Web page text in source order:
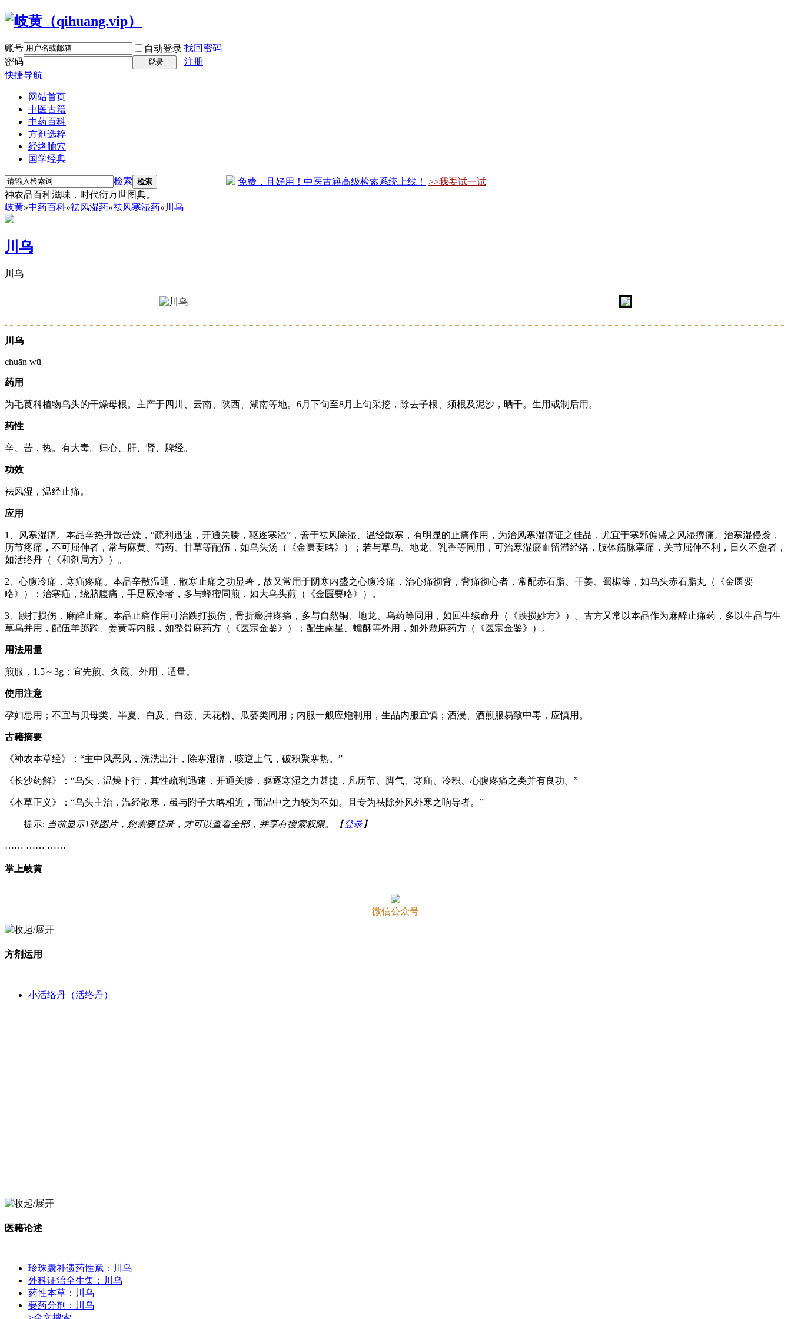
账号 自动登录 找回密码
密码
登录
注册
快捷导航
网站首页
中医古籍
中药百科
方剂选粹
经络腧穴
国学经典
检索 检索 免费，且好用！中医古籍高级检索系统上线！
>>我要试一试
神农品百种滋味，时代衍万世图典。
岐黄»中药百科»祛风湿药»祛风寒湿药» 川乌
川乌
川乌
川乌
chuān wū
药用
为毛茛科植物乌头的干燥母根。主产于四川、云南、陕西、湖南等地。6月下旬至8月上旬采挖，除去子根、须根及泥沙，晒干。生用或制后用。
药性
辛、苦，热。有大毒。归心、肝、肾、脾经。
功效
袪风湿，温经止痛。
应用
1、风寒湿痹。本品辛热升散苦燥，“疏利迅速，开通关腠，驱逐寒湿”，善于祛风除湿、温经散寒，有明显的止痛作用，为治风寒湿痹证之佳品，尤宜于寒邪偏盛之风湿痹痛。治寒湿侵袭，
历节疼痛，不可屈伸者，常与麻黄、芍药、甘草等配伍，如乌头汤（《金匮要略》）；若与草乌、地龙、乳香等同用，可治寒湿瘀血留滞经络，肢体筋脉挛痛，关节屈伸不利，日久不愈者，
如活络丹（《和剂局方》）。
2、心腹冷痛，寒疝疼痛。本品辛散温通，散寒止痛之功显著，故又常用于阴寒内盛之心腹冷痛，治心痛彻背，背痛彻心者，常配赤石脂、干姜、蜀椒等，如乌头赤石脂丸（《金匮要
略》）；治寒疝，绕脐腹痛，手足厥冷者，多与蜂蜜同煎，如大乌头煎（《金匮要略》）。
3、跌打损伤，麻醉止痛。本品止痛作用可治跌打损伤，骨折瘀肿疼痛，多与自然铜、地龙、乌药等同用，如回生续命丹（《跌损妙方》）。古方又常以本品作为麻醉止痛药，多以生品与生
草乌并用，配伍羊踯躅、姜黄等内服，如整骨麻药方（《医宗金鉴》）；配生南星、蟾酥等外用，如外敷麻药方（《医宗金鉴》）。
用法用量
煎服，1.5～3g；宜先煎、久煎。外用，适量。
使用注意
孕妇忌用；不宜与贝母类、半夏、白及、白蔹、天花粉、瓜蒌类同用；内服一般应炮制用，生品内服宜慎；酒浸、酒煎服易致中毒，应慎用。
古籍摘要
《神农本草经》：“主中风恶风，洗洗出汗，除寒湿痹，咳逆上气，破积聚寒热。”
《长沙药解》：“乌头，温燥下行，其性疏利迅速，开通关腠，驱逐寒湿之力甚捷，凡历节、脚气、寒疝、冷积、心腹疼痛之类并有良功。”
《本草正义》：“乌头主治，温经散寒，虽与附子大略相近，而温中之力较为不如。且专为祛除外风外寒之响导者。”
提示: 当前显示1张图片，您需要登录，才可以查看全部，并享有搜索权限。【登录】
…… …… ……
掌上岐黄
微信公众号
方剂运用
小活络丹（活络丹）
医籍论述
珍珠囊补遗药性赋：川乌
外科证治全生集：川乌
药性本草：川乌
要药分剂：川乌